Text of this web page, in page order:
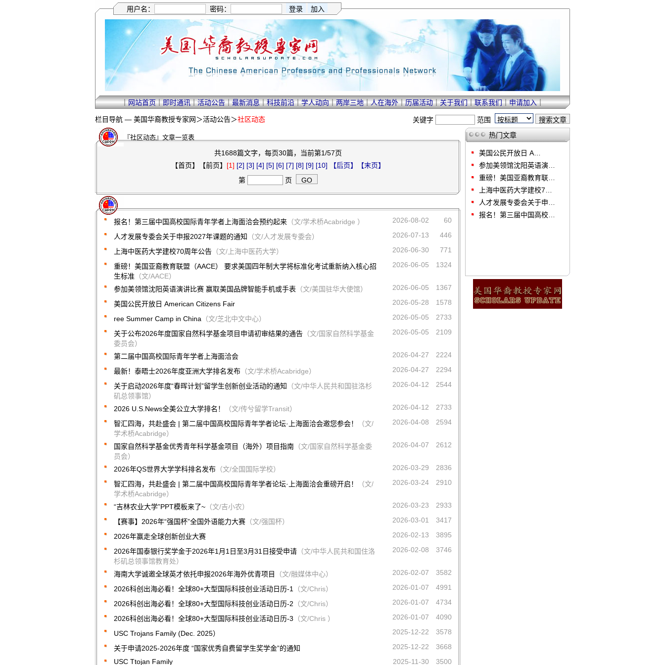
用户名： 密码：
｜网站首页｜即时通讯｜活动公告｜最新消息｜科技前沿｜学人动向｜两岸三地｜人在海外｜历届活动｜关于我们｜联系我们｜申请加入｜
栏目导航 — 美国华裔教授专家网＞活动公告＞社区动态 关键字 范围
『社区动态』文章一览表
共1688篇文字，每页30篇，当前第1/57页
【首页】【前页】 [1] [2] [3] [4] [5] [6] [7] [8] [9] [10] 【后页】
【末页】
第
页
报名！第三届中国高校国际青年学者上海面洽会预约起来 （文/学术桥Acabridge ） 2026-08-02 60
人才发展专委会关于申报2027年课题的通知 （文/人才发展专委会） 2026-07-13 446
上海中医药大学建校70周年公告 （文/上海中医药大学） 2026-06-30 771
重磅！美国亚裔教育联盟（AACE） 要求美国四年制大学将标准化考试重新纳入核心招
生标准 （文/AACE）
2026-06-05 1324
参加美领馆沈阳英语演讲比赛 赢取美国品牌智能手机或手表 （文/美国驻华大使馆） 2026-06-05 1367
美国公民开放日 American Citizens Fair 2026-05-28 1578
ree Summer Camp in China （文/芝北中文中心） 2026-05-05 2733
关于公布2026年度国家自然科学基金项目申请初审结果的通告 （文/国家自然科学基金
委员会）
2026-05-05 2109
第二届中国高校国际青年学者上海面洽会 2026-04-27 2224
最新！泰晤士2026年度亚洲大学排名发布 （文/学术桥Acabridge） 2026-04-27 2294
关于启动2026年度“春晖计划”留学生创新创业活动的通知
（文/中华人民共和国驻洛杉
矶总领事馆）
2026-04-12 2544
2026 U.S.News全美公立大学排名！ （文/传兮留学Transit） 2026-04-12 2733
智汇四海，共赴盛会 | 第二届中国高校国际青年学者论坛·上海面洽会邀您参会！
（文/
学术桥Acabridge）
2026-04-08 2594
国家自然科学基金优秀青年科学基金项目（海外）项目指南 （文/国家自然科学基金委
员会）
2026-04-07 2612
2026年QS世界大学学科排名发布 （文/全国国际学校） 2026-03-29 2836
智汇四海，共赴盛会 | 第二届中国高校国际青年学者论坛·上海面洽会重磅开启！
（文/
学术桥Acabridge）
2026-03-24 2910
“吉林农业大学”PPT模板来了~ （文/吉小农） 2026-03-23 2933
【赛事】2026年“强国杯”全国外语能力大赛 （文/强国杯） 2026-03-01 3417
2026年赢走全球创新创业大赛 2026-02-13 3895
2026年国泰银行奖学金于2026年1月1日至3月31日接受申请 （文/中华人民共和国住洛
杉矶总领事馆教育处）
2026-02-08 3746
海南大学诚邀全球英才依托申报2026年海外优青项目 （文/融媒体中心） 2026-02-07 3582
2026科创出海必看！全球80+大型国际科技创业活动日历-1 （文/Chris） 2026-01-07 4991
2026科创出海必看！全球80+大型国际科技创业活动日历-2 （文/Chris） 2026-01-07 4734
2026科创出海必看！全球80+大型国际科技创业活动日历-3 （文/Chris ） 2026-01-07 4090
USC Trojans Family (Dec. 2025） 2025-12-22 3578
关于申请2025-2026年度 “国家优秀自费留学生奖学金”的通知 2025-12-22
3668
USC Ttojan Family
2025-11-30 3500
热门文章
美国公民开放日 A…
参加美领馆沈阳英语演…
重磅！美国亚裔教育联…
上海中医药大学建校7…
人才发展专委会关于申…
报名！第三届中国高校…